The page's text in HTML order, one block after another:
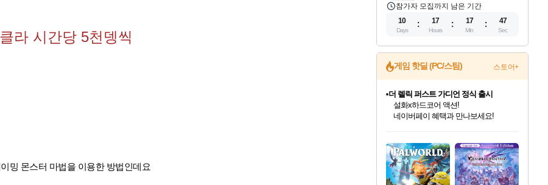
라 시간당 5천뎅씩
밍 몬스터 마법을 이용한 방법인데요
참가자 모집까지 남은 기간
10
Days
17
Hours
17
Min
46
Sec
게임 핫딜 (PC/스팀) 스토어+
최대 90% 할인가를 만나보세요!
네이버혜택과 함께 만나보세요!
50%할인&추가 적립까지!
네이버 포인트 혜택까지!
이니&베니 혜택까지!
네이버 혜택가와 함께 예약하세요!
할인&네이버혜택으로 만나보세요!
더 렐릭 퍼스트 가디언 정식 출시
설화x하드코어 액션!
네이버페이 혜택과 만나보세요!
40주년 프로모션으로 만나보세요!
할인가에 만나보세요!
일부 에디션 상시 할인!
혜택으로 예약 판매 중
편안하게 충전하세요